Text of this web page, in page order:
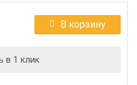
В корзину
в 1 клик